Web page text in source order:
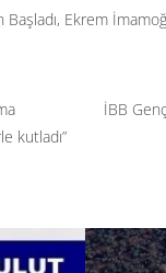
, Ekrem
kutladı”
İBB